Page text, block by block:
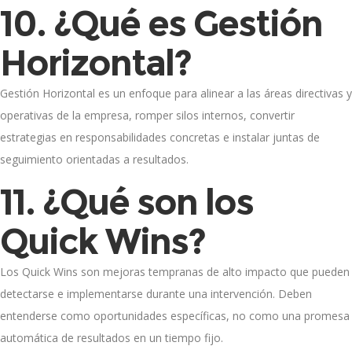
10. ¿Qué es Gestión
Horizontal?
Gestión Horizontal es un enfoque para alinear a las áreas directivas y
operativas de la empresa, romper silos internos, convertir
estrategias en responsabilidades concretas e instalar juntas de
seguimiento orientadas a resultados.
11. ¿Qué son los
Quick Wins?
Los Quick Wins son mejoras tempranas de alto impacto que pueden
detectarse e implementarse durante una intervención. Deben
entenderse como oportunidades específicas, no como una promesa
automática de resultados en un tiempo fijo.